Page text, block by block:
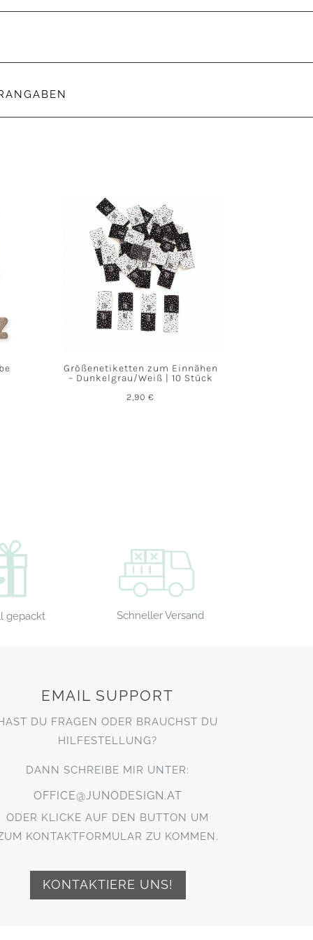
Größenetiketten zum Einnähen
– Dunkelgrau/Weiß | 10 Stück
2,90€
gepackt Schneller Versand
EMAIL SUPPORT
DU FRAGEN ODER BRAUCHST DU
HILFESTELLUNG?
DANN SCHREIBE MIR UNTER:
OFFICE@JUNODESIGN.AT
ODER KLICKE AUF DEN BUTTON UM
KONTAKTFORMULAR ZU KOMMEN.
KONTAKTIERE UNS!